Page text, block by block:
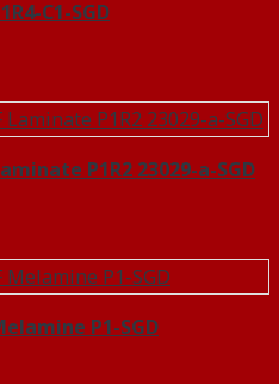
C1-SGD
P1R2 23029-a-SGD
P1-SGD